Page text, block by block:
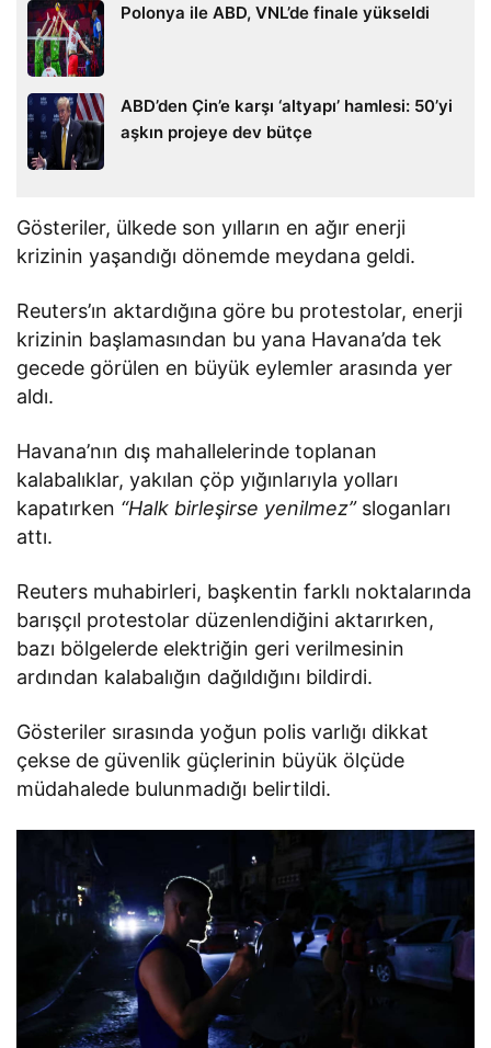
Polonya ile ABD, VNL’de finale yükseldi
ABD’den Çin’e karşı ‘altyapı’ hamlesi: 50’yi
aşkın projeye dev bütçe
Gösteriler, ülkede son yılların en ağır enerji
krizinin yaşandığı dönemde meydana geldi.
Reuters’ın aktardığına göre bu protestolar, enerji
krizinin başlamasından bu yana Havana’da tek
gecede görülen en büyük eylemler arasında yer
aldı.
Havana’nın dış mahallelerinde toplanan
kalabalıklar, yakılan çöp yığınlarıyla yolları
kapatırken “Halk birleşirse yenilmez”sloganları
attı.
Reuters muhabirleri, başkentin farklı noktalarında
barışçıl protestolar düzenlendiğini aktarırken,
bazı bölgelerde elektriğin geri verilmesinin
ardından kalabalığın dağıldığını bildirdi.
Gösteriler sırasında yoğun polis varlığı dikkat
çekse de güvenlik güçlerinin büyük ölçüde
müdahalede bulunmadığı belirtildi.